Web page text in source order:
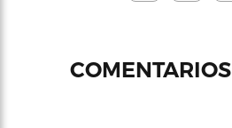
COMENTARIOS